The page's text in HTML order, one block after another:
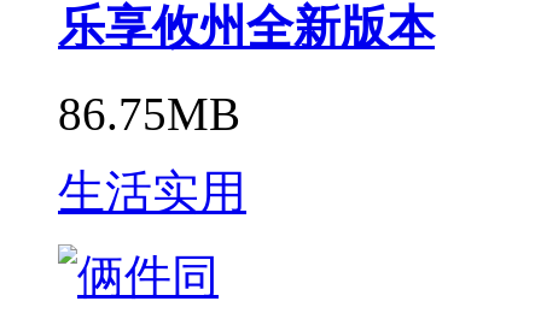
乐享攸州全新版本
86.75MB
生活实用